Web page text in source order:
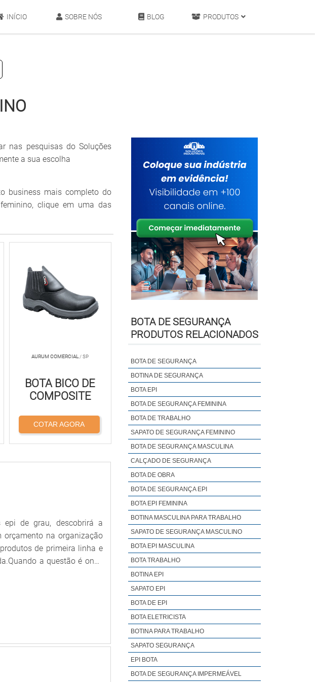
INÍCIO SOBRE NÓS BLOG PRODUTOS
nas pesquisas do Soluções
a sua escolha
business mais completo do
clique em uma das
AURUM COMERCIAL/ SP
BOTA BICO DE
COMPOSITE
COTAR AGORA
epi de grau, descobrirá a
orçamento na organização
de primeira linha e
a questão é onde
profissionais da Mega
acompanhada por um
muitas maneiras eficientes
e destaque em sua área
BOTA DE SEGURANÇA
PRODUTOS RELACIONADOS
BOTA DE SEGURANÇA
BOTINA DE SEGURANÇA
BOTA EPI
BOTA DE SEGURANÇA FEMININA
BOTA DE TRABALHO
SAPATO DE SEGURANÇA FEMININO
BOTA DE SEGURANÇA MASCULINA
CALÇADO DE SEGURANÇA
BOTA DE OBRA
BOTA DE SEGURANÇA EPI
BOTA EPI FEMININA
BOTINA MASCULINA PARA TRABALHO
SAPATO DE SEGURANÇA MASCULINO
BOTA EPI MASCULINA
BOTA TRABALHO
BOTINA EPI
SAPATO EPI
BOTA DE EPI
BOTA ELETRICISTA
BOTINA PARA TRABALHO
SAPATO SEGURANÇA
EPI BOTA
BOTA DE SEGURANÇA IMPERMEÁVEL